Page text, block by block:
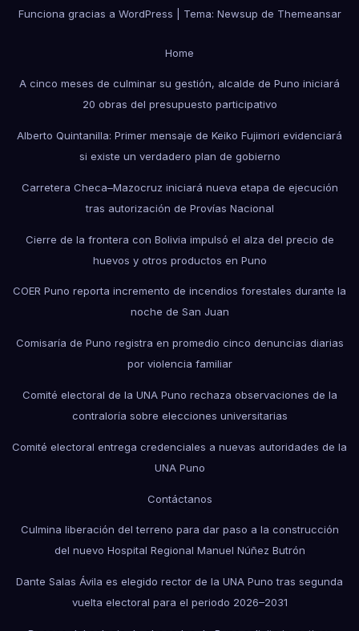
Funciona gracias a WordPress Tema: Newsup de Themeansar
Home
A cinco meses de culminar su gestión, alcalde de Puno iniciará
20 obras del presupuesto participativo
Alberto Quintanilla: Primer mensaje de Keiko Fujimori evidenciará
si existe un verdadero plan de gobierno
Carretera Checa–Mazocruz iniciará nueva etapa de ejecución
tras autorización de Provías Nacional
Cierre de la frontera con Bolivia impulsó el alza del precio de
huevos y otros productos en Puno
COER Puno reporta incremento de incendios forestales durante la
noche de San Juan
Comisaría de Puno registra en promedio cinco denuncias diarias
por violencia familiar
Comité electoral de la UNA Puno rechaza observaciones de la
contraloría sobre elecciones universitarias
Comité electoral entrega credenciales a nuevas autoridades de la
UNA Puno
Contáctanos
Culmina liberación del terreno para dar paso a la construcción
del nuevo Hospital Regional Manuel Núñez Butrón
Dante Salas Ávila es elegido rector de la UNA Puno tras segunda
vuelta electoral para el periodo 2026–2031